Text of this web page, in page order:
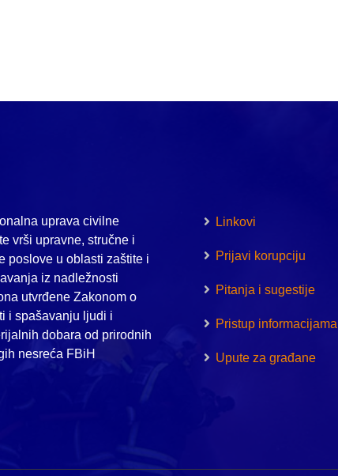
uprava civilne
vrši upravne, stručne i
poslove u oblasti zaštite i
iz nadležnosti
utvrđene Zakonom o
i spašavanju ljudi i
dobara od prirodnih
nesreća FBiH
Linkovi
Prijavi korupciju
Pitanja i sugestije
Pristup informacijama
Upute za građane